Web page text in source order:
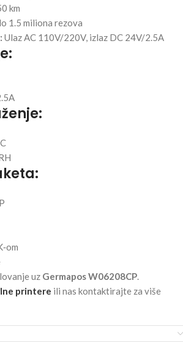
km
1.5 miliona rezova
Ulaz AC 110V/220V, izlaz DC 24V/2.5A
uz Germapos W06208CP.
printere ili nas kontaktirajte za više